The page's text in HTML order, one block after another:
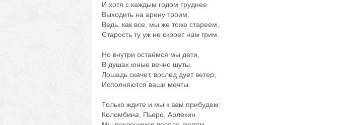
И хотя с каждым годом труднее
Выходить на арену троим.
Ведь, как все, мы же тоже стареем,
Старость ту уж не скроет нам грим.
Но внутри остаёмся мы дети,
В душах юные вечно шуты.
Лошадь скачет, вослед дует ветер,
Исполняются ваши мечты.
Только ждите и мы к вам прибудем:
Коломбина, Пьеро, Арлекин.